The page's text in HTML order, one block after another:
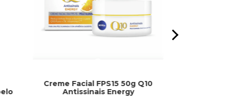
Creme Facial FPS15 50g Q10
Antissinais Energy